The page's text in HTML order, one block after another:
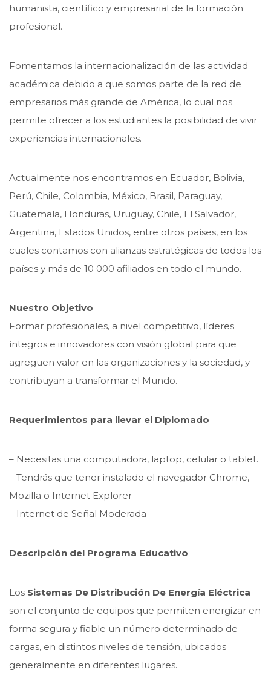
humanista, científico y empresarial de la formación
profesional.
Fomentamos la internacionalización de las actividad
académica debido a que somos parte de la red de
empresarios más grande de América, lo cual nos
permite ofrecer a los estudiantes la posibilidad de vivir
experiencias internacionales.
Actualmente nos encontramos en Ecuador, Bolivia,
Perú, Chile, Colombia, México, Brasil, Paraguay,
Guatemala, Honduras, Uruguay, Chile, El Salvador,
Argentina, Estados Unidos, entre otros países, en los
cuales contamos con alianzas estratégicas de todos los
países y más de 10 000 afiliados en todo el mundo.
Nuestro Objetivo
Formar profesionales, a nivel competitivo, líderes
íntegros e innovadores con visión global para que
agreguen valor en las organizaciones y la sociedad, y
contribuyan a transformar el Mundo.
Requerimientos para llevar el Diplomado
– Necesitas una computadora, laptop, celular o tablet.
– Tendrás que tener instalado el navegador Chrome,
Mozilla o Internet Explorer
– Internet de Señal Moderada
Descripción del Programa Educativo
Los Sistemas De Distribución De Energía Eléctrica
son el conjunto de equipos que permiten energizar en
forma segura y fiable un número determinado de
cargas, en distintos niveles de tensión, ubicados
generalmente en diferentes lugares.